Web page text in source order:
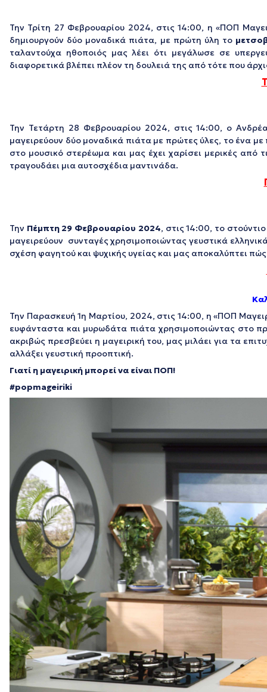
Την Τρίτη 27 Φεβρουαρίου 2024, στις 14:00, η «ΠΟΠ
δημιουργούν δύο μοναδικά πιάτα, με πρώτη ύλη το
ταλαντούχα ηθοποιός μας λέει ότι μεγάλωσε σε
διαφορετικά βλέπει πλέον τη δουλειά της από τότε που
Την Τετάρτη 28 Φεβρουαρίου 2024, στις 14:00, ο
μαγειρεύουν δύο μοναδικά πιάτα με πρώτες ύλες, το ένα
στο μουσικό στερέωμα και μας έχει χαρίσει μερικές από
τραγουδάει μια αυτοσχέδια μαντινάδα.
Την Πέμπτη 29 Φεβρουαρίου 2024, στις 14:00, το
μαγειρεύουν συνταγές χρησιμοποιώντας γευστικά
σχέση φαγητού και ψυχικής υγείας και μας αποκαλύπτει
Την Παρασκευή 1η Μαρτίου, 2024, στις 14:00, η «ΠΟΠ
ευφάνταστα και μυρωδάτα πιάτα χρησιμοποιώντας στο
ακριβώς πρεσβεύει η μαγειρική του, μας μιλάει για τα
αλλάξει γευστική προοπτική.
Γιατί η μαγειρική μπορεί να είναι ΠΟΠ!
#popmageiriki